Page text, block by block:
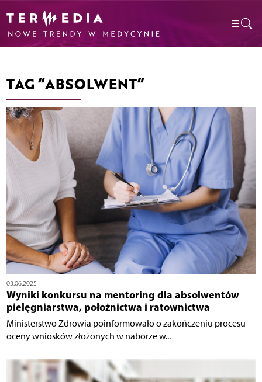
TAG “ABSOLWENT”
03.06.2025
Wyniki konkursu na mentoring dla absolwentów
pielęgniarstwa, położnictwa i ratownictwa
Ministerstwo Zdrowia poinformowało o zakończeniu procesu
oceny wniosków złożonych w naborze w...